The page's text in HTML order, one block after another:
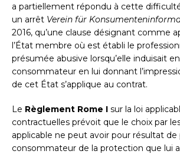
a partiellement répondu à cette
un arrêt Verein für
2016, qu’une clause désignant comme
l’État membre où est établi le
présumée abusive lorsqu’elle induisait
consommateur en lui donnant
de cet État s’applique au contrat.
Le Règlement Rome I sur la loi
contractuelles prévoit que le choix par
applicable ne peut avoir pour résultat de
consommateur de la protection que lui